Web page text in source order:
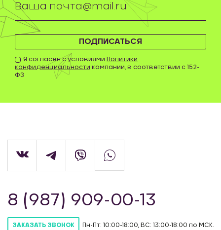
ПОДПИСАТЬСЯ
Я согласен с условиями Политики
конфиденциальности компании, в соответствии с 152-
ФЗ
8 (987) 909-00-13
ЗАКАЗАТЬ ЗВОНОК Пн-Пт: 10:00-18:00, ВС: 13:00-18:00 по МСК.